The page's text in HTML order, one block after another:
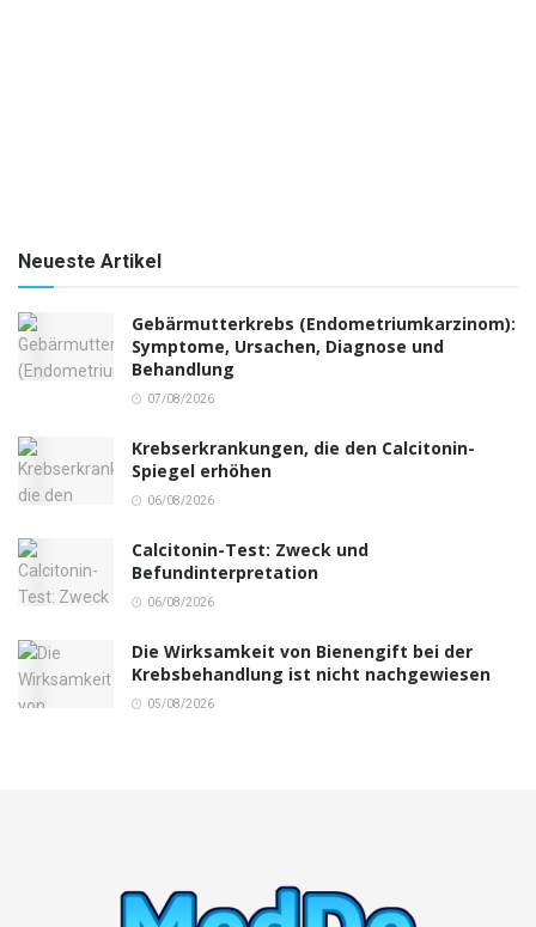
Neueste Artikel
Gebärmutterkrebs (Endometriumkarzinom):
Symptome, Ursachen, Diagnose und
Behandlung
07/08/2026
Krebserkrankungen, die den Calcitonin-
Spiegel erhöhen
06/08/2026
Calcitonin-Test: Zweck und
Befundinterpretation
06/08/2026
Die Wirksamkeit von Bienengift bei der
Krebsbehandlung ist nicht nachgewiesen
05/08/2026